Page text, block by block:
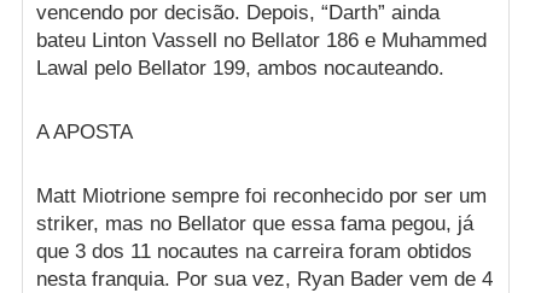
vencendo por decisão. Depois, “Darth” ainda
bateu Linton Vassell no Bellator 186 e Muhammed
Lawal pelo Bellator 199, ambos nocauteando.
A APOSTA
Matt Miotrione sempre foi reconhecido por ser um
striker, mas no Bellator que essa fama pegou, já
que 3 dos 11 nocautes na carreira foram obtidos
nesta franquia. Por sua vez, Ryan Bader vem de 4